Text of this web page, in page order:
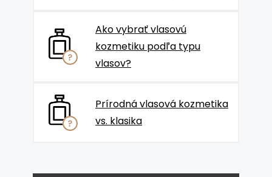
Ako vybrať vlasovú
kozmetiku podľa typu
vlasov?
Prírodná vlasová kozmetika
vs. klasika